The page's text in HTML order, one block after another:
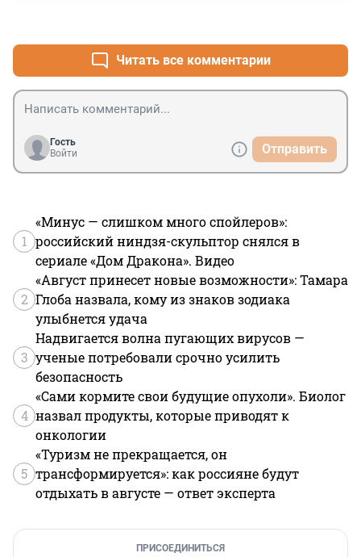
Читать все комментарии
Гость
Войти
Отправить
1
«Минус — слишком много спойлеров»:
российский ниндзя-скульптор снялся в
сериале «Дом Дракона». Видео
2
«Август принесет новые возможности»: Тамара
Глоба назвала, кому из знаков зодиака
улыбнется удача
3
Надвигается волна пугающих вирусов —
ученые потребовали срочно усилить
безопасность
4
«Сами кормите свои будущие опухоли». Биолог
назвал продукты, которые приводят к
онкологии
5
«Туризм не прекращается, он
трансформируется»: как россияне будут
отдыхать в августе — ответ эксперта
ПРИСОЕДИНИТЬСЯ